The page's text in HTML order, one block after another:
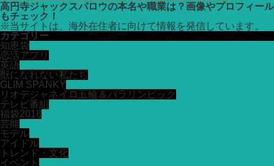
高円寺ジャックスパロウの本名や職業は？画像やプロフィール
もチェック！
※当サイトは、海外在住者に向けて情報を発信しています。
カテゴリー
知恵袋
恋活アプリ
英語
獣になれない私たち
GLIM SPANKY
リオデジャネイロ五輪＆パラリンピック
テレビ番組
福袋2018
芸能
モデル
アイドル
トレンド・文化
イベント